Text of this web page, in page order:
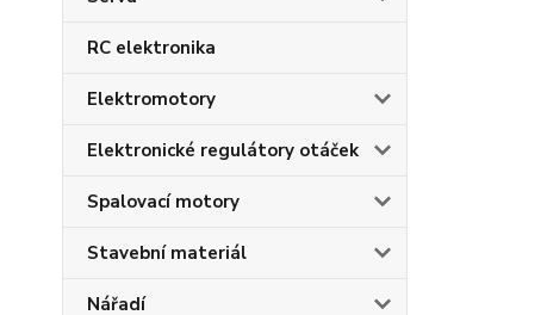
RC elektronika
Elektromotory
Elektronické regulátory otáček
Spalovací motory
Stavební materiál
Nářadí